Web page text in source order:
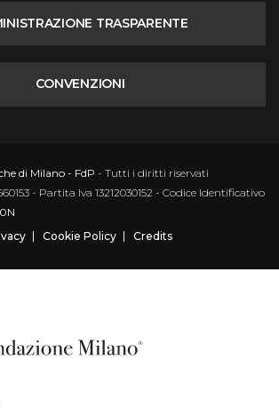
TRASPARENTE
CONVENZIONI
di Milano - FdP - Tutti i diritti riservati
- Partita Iva 13212030152 - Codice Identificativo
Cookie Policy Credits